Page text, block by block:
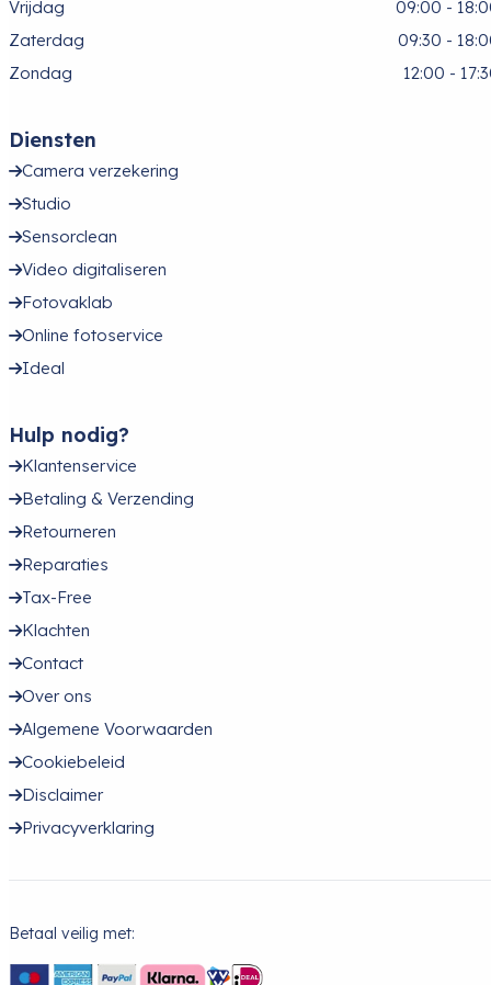
Vrijdag
09:00 -
Zaterdag
09:30 -
Zondag
12:00 -
Diensten
Camera verzekering
Studio
Sensorclean
Video digitaliseren
Fotovaklab
Online fotoservice
Ideal
Hulp nodig?
Klantenservice
Betaling & Verzending
Retourneren
Reparaties
Tax-Free
Klachten
Contact
Over ons
Algemene Voorwaarden
Cookiebeleid
Disclaimer
Privacyverklaring
Betaal veilig met: